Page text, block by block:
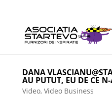
DANA
AU PUTUT, EU DE CE
Video, Video Business